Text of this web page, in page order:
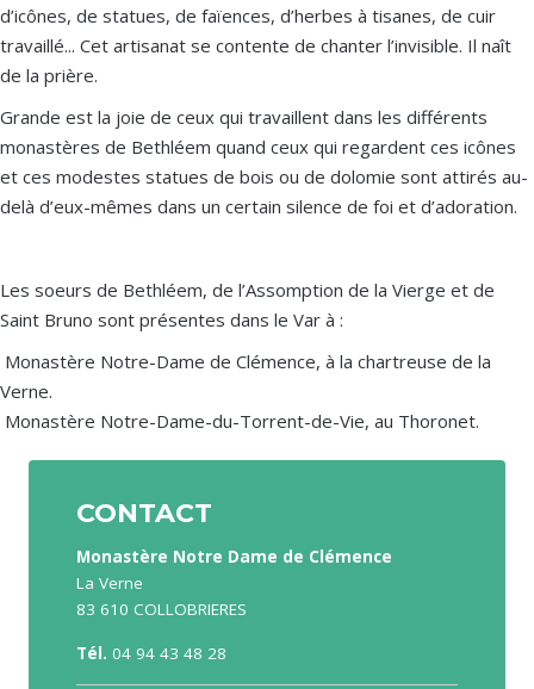
d’icônes, de statues, de faïences, d’herbes à tisanes, de cuir
travaillé... Cet artisanat se contente de chanter l’invisible. Il naît
de la prière.
Grande est la joie de ceux qui travaillent dans les différents
monastères de Bethléem quand ceux qui regardent ces icônes
et ces modestes statues de bois ou de dolomie sont attirés au-
delà d’eux-mêmes dans un certain silence de foi et d’adoration.
Les soeurs de Bethléem, de l’Assomption de la Vierge et de
Saint Bruno sont présentes dans le Var à :
Monastère Notre-Dame de Clémence, à la chartreuse de la
Verne.
Monastère Notre-Dame-du-Torrent-de-Vie, au Thoronet.
CONTACT
Monastère Notre Dame de Clémence
La Verne
83 610 COLLOBRIERES
Tél. 04 94 43 48 28